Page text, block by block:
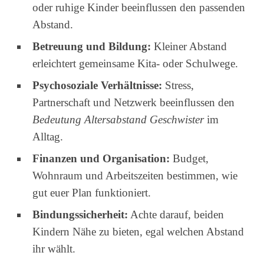
oder ruhige Kinder beeinflussen den passenden
Abstand.
Betreuung und Bildung: Kleiner Abstand
erleichtert gemeinsame Kita- oder Schulwege.
Psychosoziale Verhältnisse: Stress,
Partnerschaft und Netzwerk beeinflussen den
Bedeutung Altersabstand Geschwisterim
Alltag.
Finanzen und Organisation: Budget,
Wohnraum und Arbeitszeiten bestimmen, wie
gut euer Plan funktioniert.
Bindungssicherheit: Achte darauf, beiden
Kindern Nähe zu bieten, egal welchen Abstand
ihr wählt.